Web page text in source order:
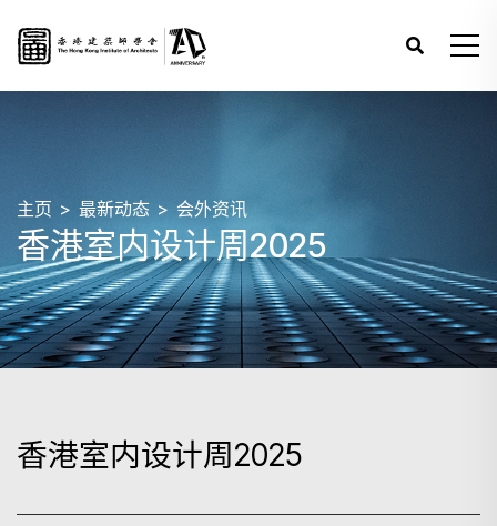
主页 最新动态 会外资讯
香港室内设计周2025
香港室内设计周2025